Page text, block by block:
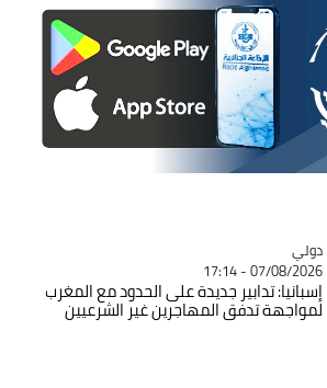
Catégorie
دولي
07/08/2026 - 17:14
إسبانيا: تدابير جديدة على الحدود مع المغرب
لمواجهة تدفق المهاجرين غير الشرعيين